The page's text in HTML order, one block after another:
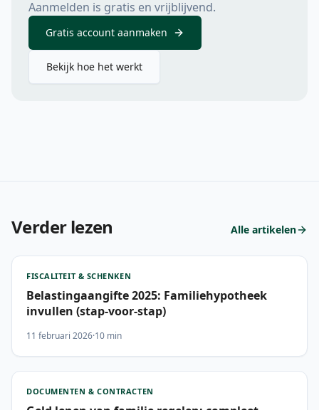
Aanmelden is gratis en vrijblijvend.
Gratis account aanmaken
Bekijk hoe het werkt
Verder lezen Alle artikelen
FISCALITEIT & SCHENKEN
Belastingaangifte 2025: Familiehypotheek
invullen (stap-voor-stap)
11 februari 2026·10 min
DOCUMENTEN & CONTRACTEN